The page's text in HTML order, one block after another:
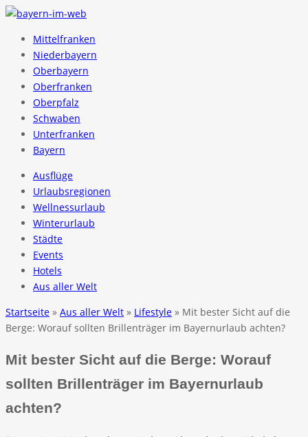
Mittelfranken
Niederbayern
Oberbayern
Oberfranken
Oberpfalz
Schwaben
Unterfranken
Bayern
Ausflüge
Urlaubsregionen
Wellnessurlaub
Winterurlaub
Städte
Events
Hotels
Aus aller Welt
Startseite » Aus aller Welt » Lifestyle » Mit bester Sicht auf die
Berge: Worauf sollten Brillenträger im Bayernurlaub achten?
Mit bester Sicht auf die Berge: Worauf
sollten Brillenträger im Bayernurlaub
achten?